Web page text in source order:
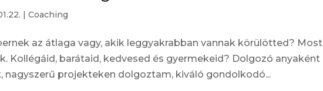
|Coaching
az átlaga vagy, akik leggyakrabban vannak körülötted? Most
Kollégáid, barátaid, kedvesed és gyermekeid? Dolgozó anyaként
projekteken dolgoztam, kiváló gondolkodó...